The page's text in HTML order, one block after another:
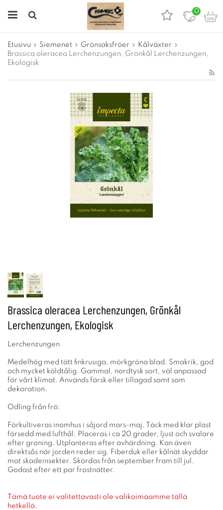
0
Etusivu Siemenet Grönsaksfröer
Kålväxter
Brassica oleracea Lerchenzungen, Grönkål Lerchenzungen,
Ekologisk
Brassica oleracea Lerchenzungen, Grönkål
Lerchenzungen, Ekologisk
Lerchenzungen
Medelhög med tätt finkrusiga, mörkgröna blad. Smakrik, god
och mycket köldtålig. Gammal, nordtysk sort, väl anpassad
för vårt klimat. Används färsk eller tillagad samt som
dekoration.
Odling från frö:
Förkultiveras inomhus i såjord mars-maj. Täck med klar plast
försedd med lufthål. Placeras i ca 20 grader, ljust och svalare
efter groning. Utplanteras efter avhärdning. Kan även
direktsås när jorden reder sig. Fiberduk eller kålnät skyddar
mot skadeinsekter. Skördas från september fram till jul.
Godast efter ett par frostnätter.
Tämä tuote ei valitettavasti ole valikoimaamme tällä
hetkellä.